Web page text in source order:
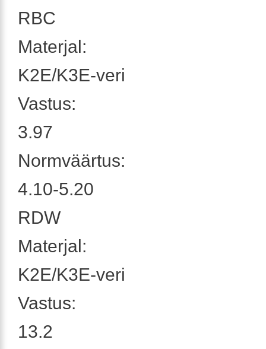
RBC
Materjal:
K2E/K3E-veri
Vastus:
3.97
Normväärtus:
4.10-5.20
RDW
Materjal:
K2E/K3E-veri
Vastus:
13.2